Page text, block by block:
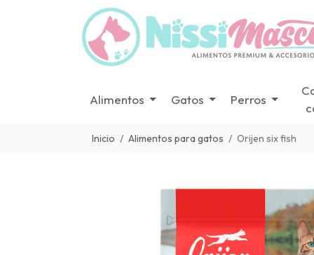
Alimentos Gatos Perros
Inicio Alimentos para gatos Orijen six fish